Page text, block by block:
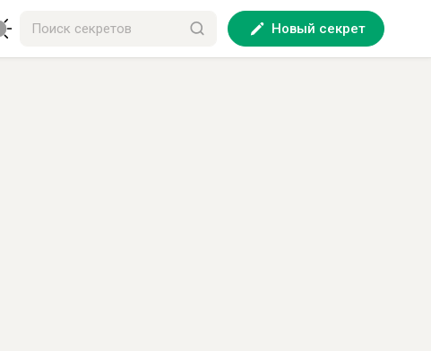
Новый секрет